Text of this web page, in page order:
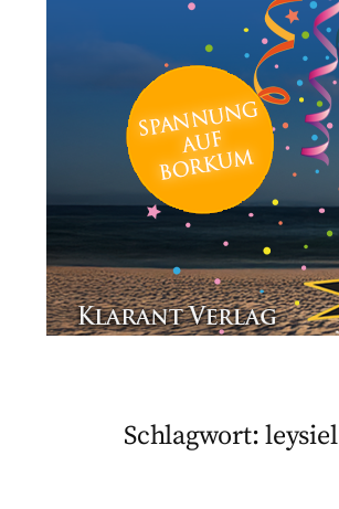
Schlagwort:leysiel